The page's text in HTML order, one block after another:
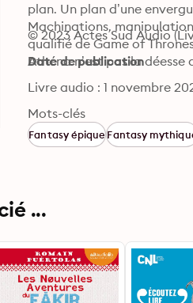
plan. Un plan d’une
Machinations,
qualifié de Game of
Athéna n’est pas la
© 2023 Actes Sud Audio
Date de publication
Livre audio : 1 novembre
Mots-clés
Fantasy épiqueFantasy
...